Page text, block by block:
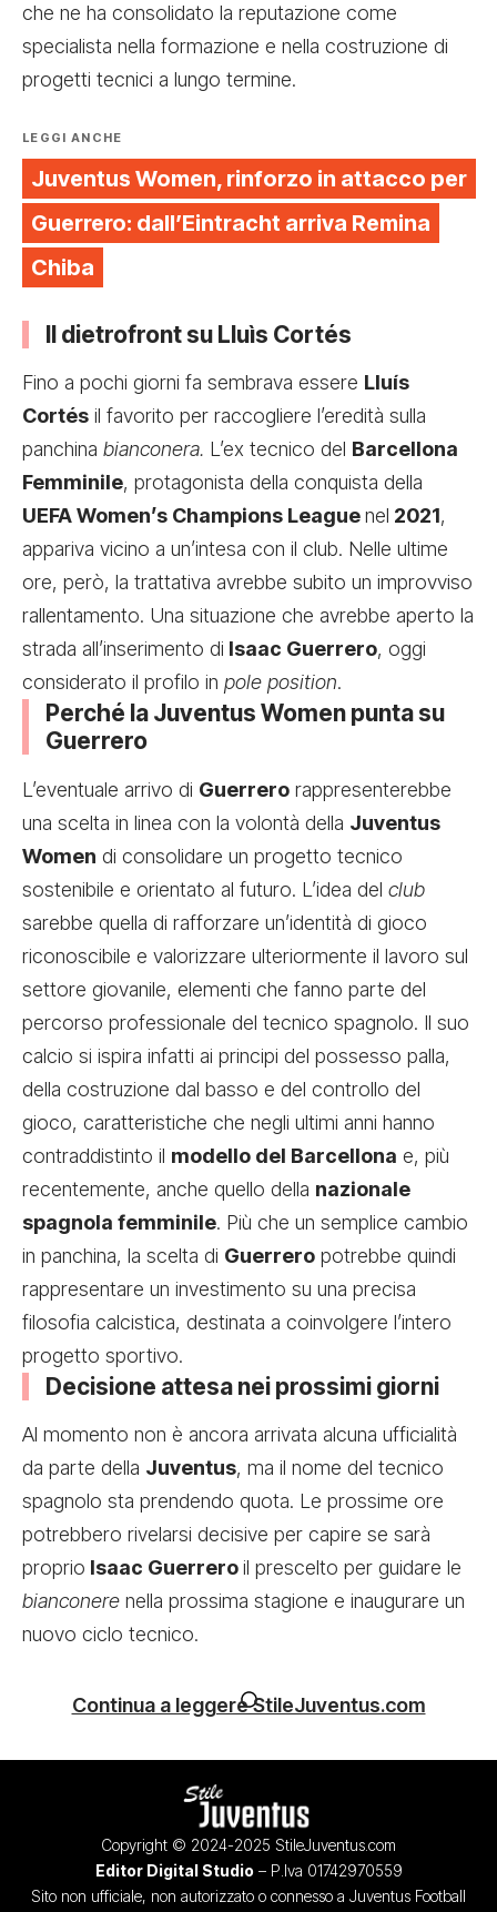
che ne ha consolidato la reputazione come
specialista nella formazione e nella costruzione di
progetti tecnici a lungo termine.
LEGGI ANCHE
Juventus Women, rinforzo in attacco per
Guerrero: dall’Eintracht arriva Remina
Chiba
Il dietrofront su Lluìs Cortés
Fino a pochi giorni fa sembrava essere Lluís
Cortés il favorito per raccogliere l’eredità sulla
panchina bianconera. L’ex tecnico del Barcellona
Femminile, protagonista della conquista della
UEFA Women’s Champions Leaguenel 2021,
appariva vicino a un’intesa con il club. Nelle ultime
ore, però, la trattativa avrebbe subito un improvviso
rallentamento. Una situazione che avrebbe aperto la
strada all’inserimento di Isaac Guerrero, oggi
considerato il profilo in pole position.
Perché la Juventus Women punta su
Guerrero
L’eventuale arrivo di Guerrero rappresenterebbe
una scelta in linea con la volontà della Juventus
Women di consolidare un progetto tecnico
sostenibile e orientato al futuro. L’idea del club
sarebbe quella di rafforzare un’identità di gioco
riconoscibile e valorizzare ulteriormente il lavoro sul
settore giovanile, elementi che fanno parte del
percorso professionale del tecnico spagnolo. Il suo
calcio si ispira infatti ai principi del possesso palla,
della costruzione dal basso e del controllo del
gioco, caratteristiche che negli ultimi anni hanno
contraddistinto il modello del Barcellona e, più
recentemente, anche quello della nazionale
spagnola femminile. Più che un semplice cambio
in panchina, la scelta di Guerrero potrebbe quindi
rappresentare un investimento su una precisa
filosofia calcistica, destinata a coinvolgere l’intero
progetto sportivo.
Decisione attesa nei prossimi giorni
Al momento non è ancora arrivata alcuna ufficialità
da parte della Juventus, ma il nome del tecnico
spagnolo sta prendendo quota. Le prossime ore
potrebbero rivelarsi decisive per capire se sarà
proprio Isaac Guerreroil prescelto per guidare le
bianconere nella prossima stagione e inaugurare un
nuovo ciclo tecnico.
Continua a leggere StileJuventus.com
Copyright © 2024-2025 StileJuventus.com
Editor Digital Studio – P.Iva 01742970559
Sito non ufficiale, non autorizzato o connesso a Juventus Football